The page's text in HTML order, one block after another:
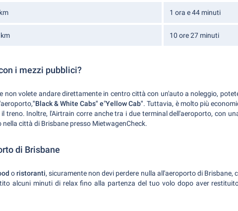
1 ora e 44 minuti
10 ore 27 minuti
i mezzi pubblici?
non volete andare direttamente in centro città con un'auto a noleggio,
"Black & White Cabs" e"Yellow Cab". Tuttavia, è molto più
il treno. Inoltre, l'Airtrain corre anche tra i due terminal dell'aeroporto, con
città di Brisbane presso MietwagenCheck.
di Brisbane
oristoranti, sicuramente non devi perdere nulla all'aeroporto di Brisbane,
alcuni minuti di relax fino alla partenza del tuo volo dopo aver